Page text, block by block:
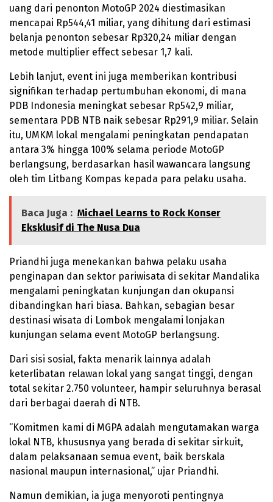
uang dari penonton MotoGP 2024 diestimasikan
mencapai Rp544,41 miliar, yang dihitung dari estimasi
belanja penonton sebesar Rp320,24 miliar dengan
metode multiplier effect sebesar 1,7 kali.
Lebih lanjut, event ini juga memberikan kontribusi
signifikan terhadap pertumbuhan ekonomi, di mana
PDB Indonesia meningkat sebesar Rp542,9 miliar,
sementara PDB NTB naik sebesar Rp291,9 miliar. Selain
itu, UMKM lokal mengalami peningkatan pendapatan
antara 3% hingga 100% selama periode MotoGP
berlangsung, berdasarkan hasil wawancara langsung
oleh tim Litbang Kompas kepada para pelaku usaha.
Baca Juga : Michael Learns to Rock Konser
Eksklusif di The Nusa Dua
Priandhi juga menekankan bahwa pelaku usaha
penginapan dan sektor pariwisata di sekitar Mandalika
mengalami peningkatan kunjungan dan okupansi
dibandingkan hari biasa. Bahkan, sebagian besar
destinasi wisata di Lombok mengalami lonjakan
kunjungan selama event MotoGP berlangsung.
Dari sisi sosial, fakta menarik lainnya adalah
keterlibatan relawan lokal yang sangat tinggi, dengan
total sekitar 2.750 volunteer, hampir seluruhnya berasal
dari berbagai daerah di NTB.
“Komitmen kami di MGPA adalah mengutamakan warga
lokal NTB, khususnya yang berada di sekitar sirkuit,
dalam pelaksanaan semua event, baik berskala
nasional maupun internasional,” ujar Priandhi.
Namun demikian, ia juga menyoroti pentingnya